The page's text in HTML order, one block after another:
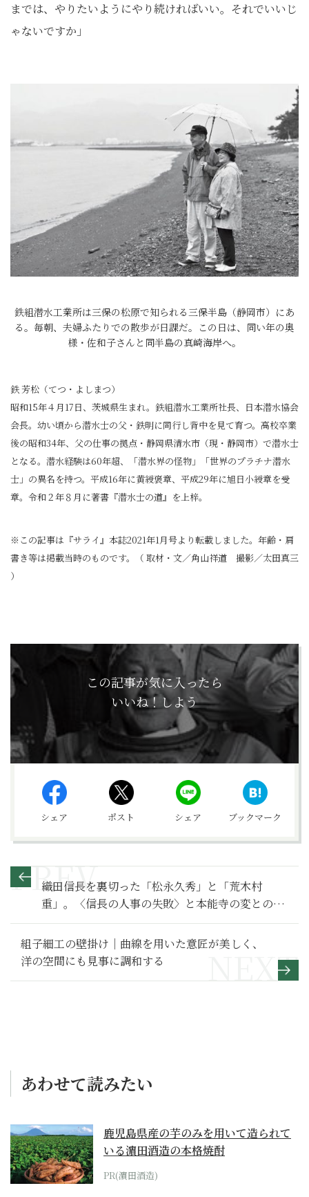
までは、やりたいようにやり続ければいい。それでいいじ
ゃないですか」
鉄組潜水工業所は三保の松原で知られる三保半島（静岡市）にあ
る。毎朝、夫婦ふたりでの散歩が日課だ。この日は、同い年の奥
様・佐和子さんと同半島の真崎海岸へ。
鉄 芳松（てつ・よしまつ）
昭和15年４月17日、茨城県生まれ。鉄組潜水工業所社長、日本潜水協会
会長。幼い頃から潜水士の父・鉄明に同行し背中を見て育つ。高校卒業
後の昭和34年、父の仕事の拠点・静岡県清水市（現・静岡市）で潜水士
となる。潜水経験は60年超、「潜水界の怪物」「世界のプラチナ潜水
士」の異名を持つ。平成16年に黄綬褒章、平成29年に旭日小綬章を受
章。令和２年８月に著書『潜水士の道』を上梓。
※この記事は『サライ』本誌2021年1月号より転載しました。年齢・肩
書き等は掲載当時のものです。（ 取材・文／角山祥道 撮影／太田真三
）
この記事が気に入ったら
いいね！しよう
シェア ポスト シェア ブックマーク
織田信長を裏切った「松永久秀」と「荒木村
重」。〈信長の人事の失敗〉と本能寺の変との共
通点【麒麟がくる 満喫リポート】
組子細工の壁掛け｜曲線を用いた意匠が美しく、
洋の空間にも見事に調和する
あわせて読みたい
鹿児島県産の芋のみを用いて造られて
いる濵田酒造の本格焼酎
PR(濵田酒造)